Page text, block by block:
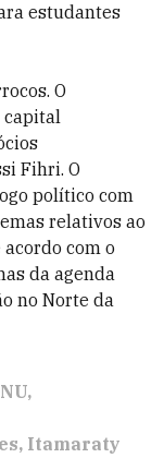
estudantes
O
capital
Fihri. O
político com
relativos ao
com o
da agenda
no Norte da
Itamaraty